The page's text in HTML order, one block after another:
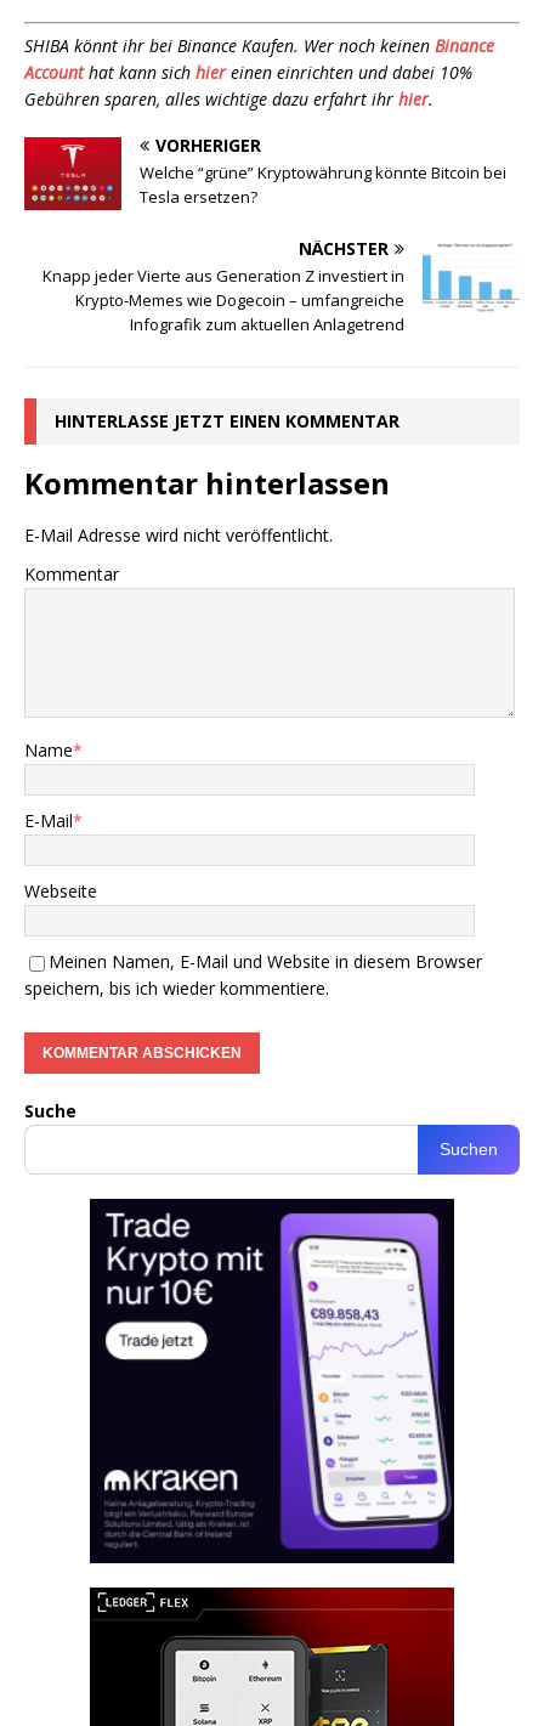
SHIBA könnt ihr bei Binance Kaufen. Wer noch keinen Binance
Accounthat kann sich hiereinen einrichten und dabei 10%
Gebühren sparen, alles wichtige dazu erfahrt ihr hier.
VORHERIGER
Welche “grüne” Kryptowährung könnte Bitcoin bei
Tesla ersetzen?
NÄCHSTER
Knapp jeder Vierte aus Generation Z investiert in
Krypto-Memes wie Dogecoin – umfangreiche
Infografik zum aktuellen Anlagetrend
HINTERLASSE JETZT EINEN KOMMENTAR
Kommentar hinterlassen
E-Mail Adresse wird nicht veröffentlicht.
Kommentar
Name*
E-Mail*
Webseite
Meinen Namen, E-Mail und Website in diesem Browser
speichern, bis ich wieder kommentiere.
Suche
Suchen